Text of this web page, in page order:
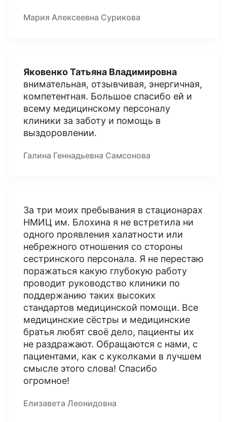
Мария Алексеевна Сурикова
Яковенко Татьяна Владимировна
внимательная, отзывчивая, энергичная,
компетентная. Большое спасибо ей и
всему медицинскому персоналу
клиники за заботу и помощь в
выздоровлении.
Галина Геннадьевна Самсонова
За три моих пребывания в стационарах
НМИЦ им. Блохина я не встретила ни
одного проявления халатности или
небрежного отношения со стороны
сестринского персонала. Я не перестаю
поражаться какую глубокую работу
проводит руководство клиники по
поддержанию таких высоких
стандартов медицинской помощи. Все
медицинские сёстры и медицинские
братья любят своё дело, пациенты их
не раздражают. Обращаются с нами, с
пациентами, как с куколками в лучшем
смысле этого слова! Спасибо
огромное!
Елизавета Леонидовна